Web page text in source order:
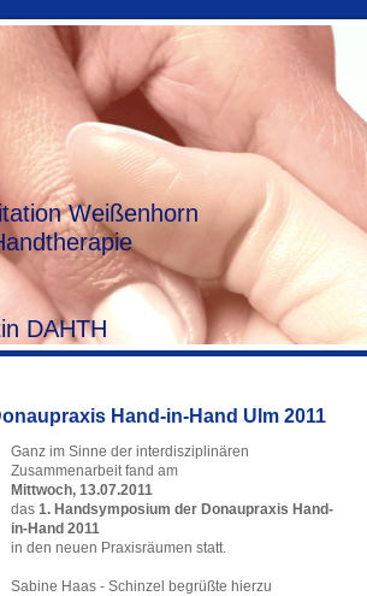
Weißenhorn
DAHTH
Hand-in-Hand Ulm 2011
Ganz im Sinne der interdisziplinären
Zusammenarbeit fand am
Mittwoch, 13.07.2011
das 1. Handsymposium der Donaupraxis Hand-
in-Hand 2011
in den neuen Praxisräumen statt.
Sabine Haas - Schinzel begrüßte hierzu